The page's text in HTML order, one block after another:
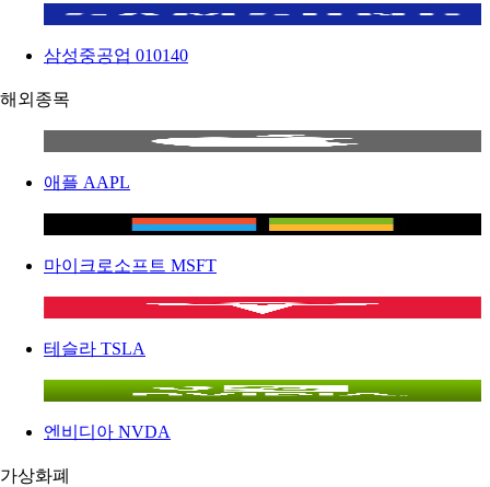
삼성중공업 010140
해외종목
애플 AAPL
마이크로소프트 MSFT
테슬라 TSLA
엔비디아 NVDA
가상화폐